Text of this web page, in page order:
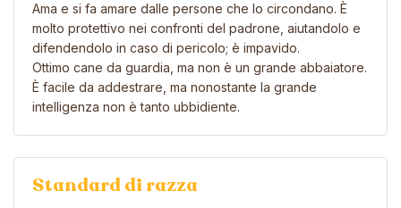
Ama e si fa amare dalle persone che lo circondano. È
molto protettivo nei confronti del padrone, aiutandolo e
difendendolo in caso di pericolo; è impavido.
Ottimo cane da guardia, ma non è un grande abbaiatore.
È facile da addestrare, ma nonostante la grande
intelligenza non è tanto ubbidiente.
Standard di razza